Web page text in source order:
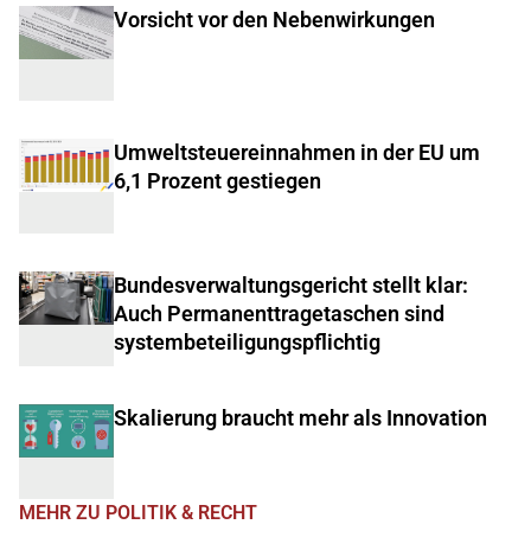
Vorsicht vor den Nebenwirkungen
Umweltsteuereinnahmen in der EU um
6,1 Prozent gestiegen
Bundesverwaltungsgericht stellt klar:
Auch Permanenttragetaschen sind
systembeteiligungspflichtig
Skalierung braucht mehr als Innovation
MEHR ZU POLITIK & RECHT